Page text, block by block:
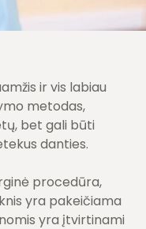
ir vis labiau
metodas,
bet gali būti
danties.
procedūra,
yra pakeičiama
yra įtvirtinami